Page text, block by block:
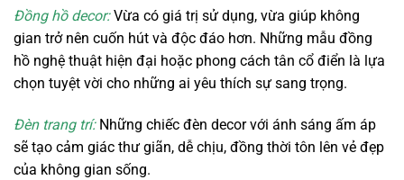
Đồng hồ decor: Vừa có giá trị sử dụng, vừa giúp không
gian trở nên cuốn hút và độc đáo hơn. Những mẫu đồng
hồ nghệ thuật hiện đại hoặc phong cách tân cổ điển là lựa
chọn tuyệt vời cho những ai yêu thích sự sang trọng.
Đèn trang trí:Những chiếc đèn decor với ánh sáng ấm áp
sẽ tạo cảm giác thư giãn, dễ chịu, đồng thời tôn lên vẻ đẹp
của không gian sống.